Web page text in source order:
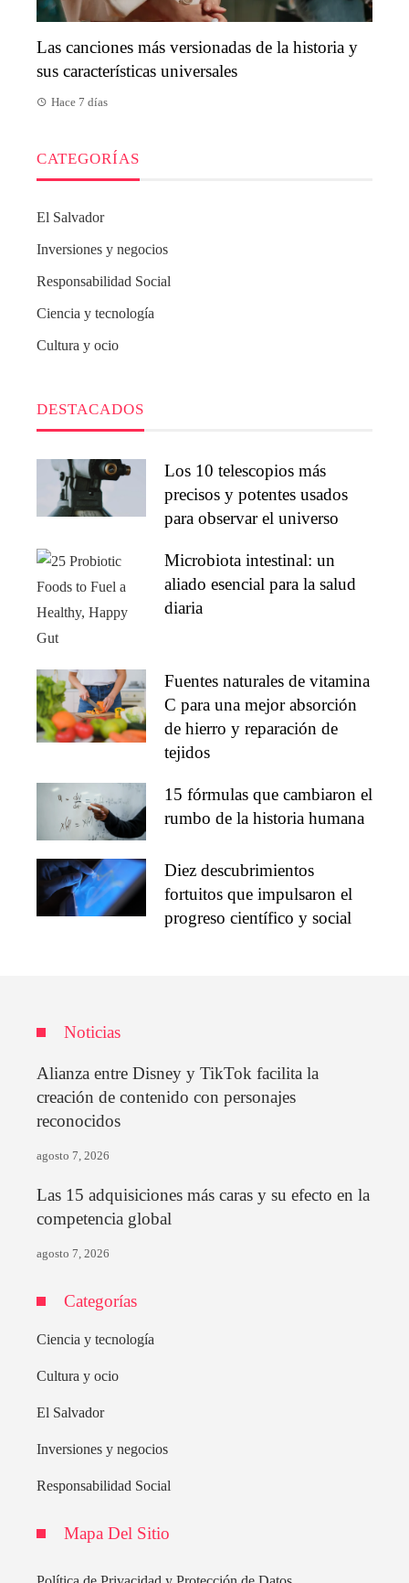
Las canciones más versionadas de la historia y
sus características universales
Hace 7 días
CATEGORÍAS
El Salvador
Inversiones y negocios
Responsabilidad Social
Ciencia y tecnología
Cultura y ocio
DESTACADOS
Los 10 telescopios más
precisos y potentes usados
para observar el universo
Microbiota intestinal: un
aliado esencial para la salud
diaria
Fuentes naturales de vitamina
C para una mejor absorción
de hierro y reparación de
tejidos
15 fórmulas que cambiaron el
rumbo de la historia humana
Diez descubrimientos
fortuitos que impulsaron el
progreso científico y social
Noticias
Alianza entre Disney y TikTok facilita la
creación de contenido con personajes
reconocidos
agosto 7, 2026
Las 15 adquisiciones más caras y su efecto en la
competencia global
agosto 7, 2026
Categorías
Ciencia y tecnología
Cultura y ocio
El Salvador
Inversiones y negocios
Responsabilidad Social
Mapa Del Sitio